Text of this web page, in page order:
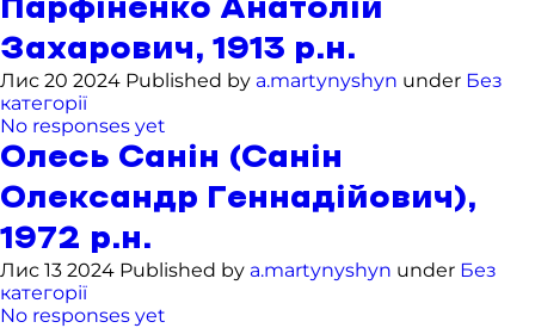
Парфіненко Анатолій
Захарович, 1913 р.н.
Лис 20 2024 Published by a.martynyshyn under Без
категорії
No responses yet
Олесь Санін (Санін
Олександр Геннадійович),
1972 р.н.
Лис 13 2024 Published by a.martynyshyn under Без
категорії
No responses yet